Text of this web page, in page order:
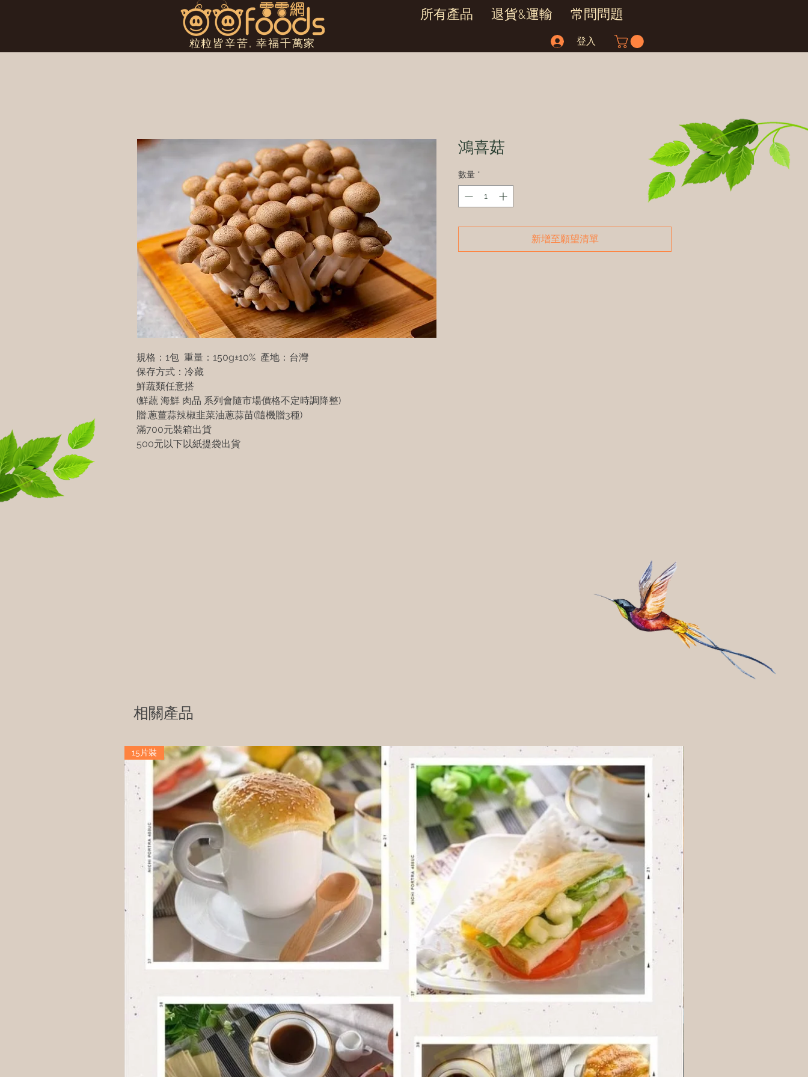
粒粒皆辛苦, 幸福千萬家
所有產品 退貨&運輸 常問問題
登入
規格：1包 重量：150g±10% 產地：台灣
保存方式：冷藏
鮮蔬類任意搭
(鮮蔬 海鮮 肉品 系列會隨市場價格不定時調降整)
贈:蔥薑蒜辣椒韭菜油蔥蒜苗(隨機贈3種)
滿700元裝箱出貨
500元以下以紙提袋出貨
鴻喜菇
數量 *
新增至願望清單
相關產品
15片裝